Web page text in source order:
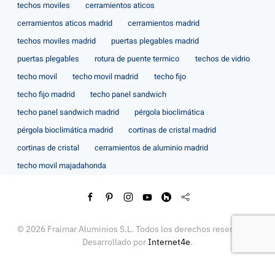
techos moviles
cerramientos aticos
cerramientos aticos madrid
cerramientos madrid
techos moviles madrid
puertas plegables madrid
puertas plegables
rotura de puente termico
techos de vidrio
techo movil
techo movil madrid
techo fijo
techo fijo madrid
techo panel sandwich
techo panel sandwich madrid
pérgola bioclimática
pérgola bioclimática madrid
cortinas de cristal madrid
cortinas de cristal
cerramientos de aluminio madrid
techo movil majadahonda
© 2026 Fraimar Aluminios S.L. Todos los derechos reservados.
Desarrollado porInternet4e.